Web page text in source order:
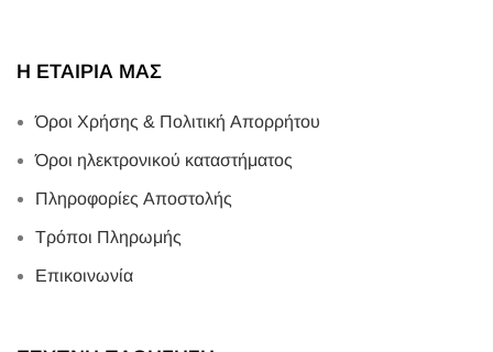
Η ΕΤΑΙΡΙΑ ΜΑΣ
Όροι Χρήσης & Πολιτική Απορρήτου
Όροι ηλεκτρονικού καταστήματος
Πληροφορίες Αποστολής
Τρόποι Πληρωμής
Επικοινωνία